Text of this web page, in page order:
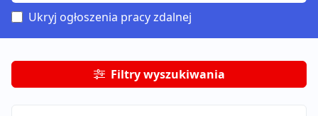
Ukryj ogłoszenia pracy zdalnej
Filtry wyszukiwania